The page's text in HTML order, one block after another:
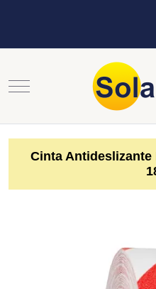
Mobile Menu Toggle
Cinta Antideslizante